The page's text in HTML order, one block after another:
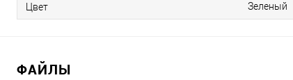
Цвет Зеленый
ФАЙЛЫ